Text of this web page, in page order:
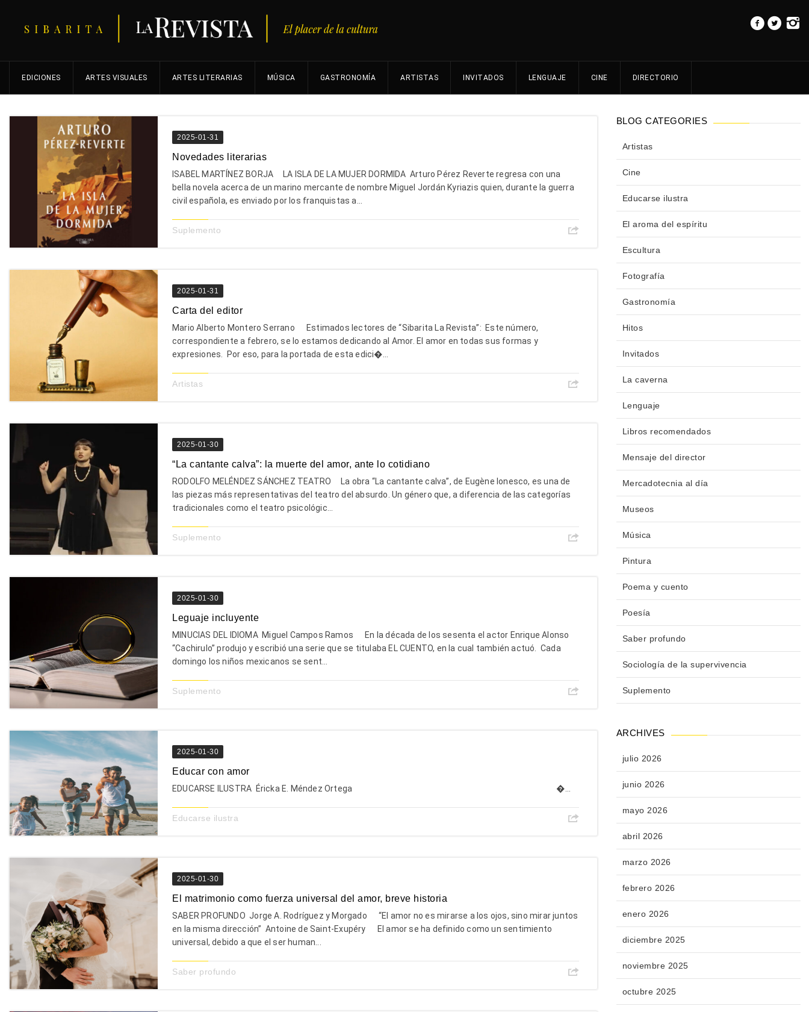
EDICIONES ARTES VISUALES ARTES LITERARIAS MÚSICA GASTRONOMÍA ARTISTAS INVITADOS LENGUAJE CINE DIRECTORIO
2025-01-31
Novedades literarias
ISABEL MARTÍNEZ BORJA LA ISLA DE LA MUJER DORMIDA Arturo Pérez Reverte regresa con una
bella novela acerca de un marino mercante de nombre Miguel Jordán Kyriazis quien, durante la guerra
civil española, es enviado por los franquistas a...
Suplemento
2025-01-31
Carta del editor
Mario Alberto Montero Serrano Estimados lectores de “Sibarita La Revista”: Este número,
correspondiente a febrero, se lo estamos dedicando al Amor. El amor en todas sus formas y
expresiones. Por eso, para la portada de esta edici�...
Artistas
2025-01-30
“La cantante calva”: la muerte del amor, ante lo cotidiano
RODOLFO MELÉNDEZ SÁNCHEZ TEATRO La obra “La cantante calva”, de Eugène Ionesco, es una de
las piezas más representativas del teatro del absurdo. Un género que, a diferencia de las categorías
tradicionales como el teatro psicológic...
Suplemento
2025-01-30
Leguaje incluyente
MINUCIAS DEL IDIOMA Miguel Campos Ramos En la década de los sesenta el actor Enrique Alonso
“Cachirulo” produjo y escribió una serie que se titulaba EL CUENTO, en la cual también actuó. Cada
domingo los niños mexicanos se sent...
Suplemento
2025-01-30
Educar con amor
EDUCARSE ILUSTRA Éricka E. Méndez Ortega �...
Educarse ilustra
2025-01-30
El matrimonio como fuerza universal del amor, breve historia
SABER PROFUNDO Jorge A. Rodríguez y Morgado “El amor no es mirarse a los ojos, sino mirar juntos
en la misma dirección” Antoine de Saint-Exupéry El amor se ha definido como un sentimiento
universal, debido a que el ser human...
Saber profundo
BLOG CATEGORIES
Artistas
Cine
Educarse ilustra
El aroma del espíritu
Escultura
Fotografía
Gastronomía
Hitos
Invitados
La caverna
Lenguaje
Libros recomendados
Mensaje del director
Mercadotecnia al día
Museos
Música
Pintura
Poema y cuento
Poesía
Saber profundo
Sociología de la supervivencia
Suplemento
ARCHIVES
julio 2026
junio 2026
mayo 2026
abril 2026
marzo 2026
febrero 2026
enero 2026
diciembre 2025
noviembre 2025
octubre 2025